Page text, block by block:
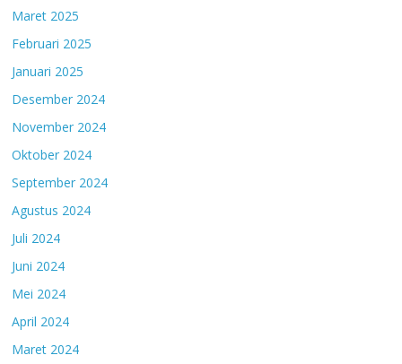
Maret 2025
Februari 2025
Januari 2025
Desember 2024
November 2024
Oktober 2024
September 2024
Agustus 2024
Juli 2024
Juni 2024
Mei 2024
April 2024
Maret 2024